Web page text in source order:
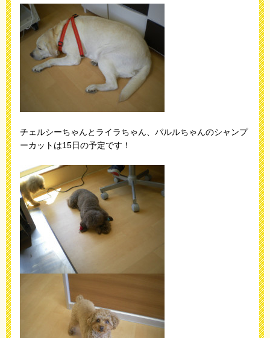
チェルシーちゃんとライラちゃん、パルルちゃんのシャンプ
ーカットは15日の予定です！